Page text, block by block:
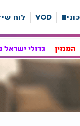
VOD לוח
המגזין גדולי ישראל